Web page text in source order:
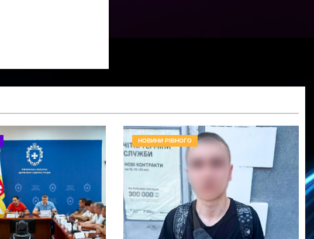
НОВИНИ РІВНОГО